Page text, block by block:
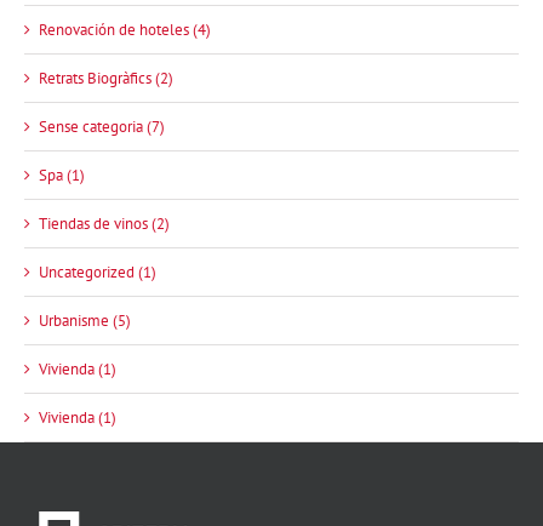
Renovación de hoteles (4)
Retrats Biogràfics (2)
Sense categoria (7)
Spa (1)
Tiendas de vinos (2)
Uncategorized (1)
Urbanisme (5)
Vivienda (1)
Vivienda (1)